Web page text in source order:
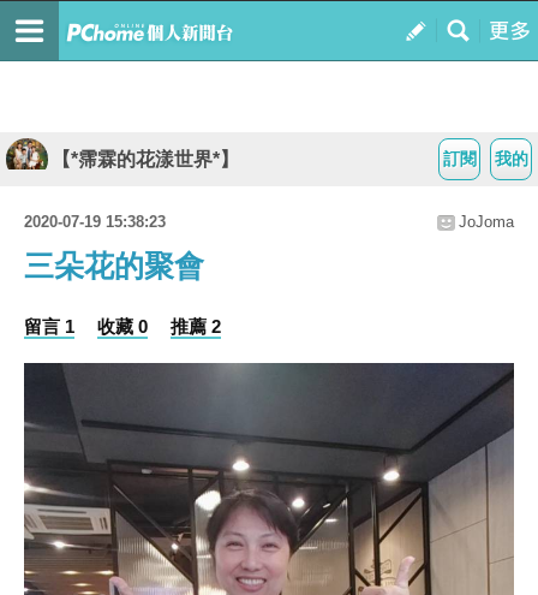
我的
訂閱
【*霈霖的花漾世界*】
2020-07-19 15:38:23 JoJoma
三朵花的聚會
留言 1 收藏 0 推薦 2